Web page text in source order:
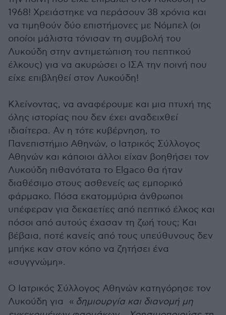
1968! Χρειάστηκε να περάσουν 38 χρόνια και
να τιμηθούν δύο επιστήμονες με Νόμπελ (οι
οποίοι μάλιστα τόνισαν τη συμβολή του
Λυκούδη στην αντιμετώπιση του πεπτικού
έλκους) για να ακυρώσει ο ΙΣΑ την ποινή που
είχε επιβληθεί στον Λυκούδη!
Κλείνοντας, να αναφέρουμε και μια πτυχή της
όλης ιστορίας που δεν έχει αναδειχθεί
ιδιαίτερα. Αν η τότε κυβέρνηση, το
Πανεπιστήμιο Αθηνών, ο Ιατρικός Σύλλογος
Αθηνών και κάποιοι άλλοι είχαν βοηθήσει τον
Λυκούδη πιθανότατα το Elgaco θα ήταν
διαθέσιμο στους ασθενείς ως εμπορικό
φάρμακο. Πόσα εκατομμύρια άνθρωποι
υπέφεραν για δεκαετίες από πεπτικό έλκος και
πόσοι από αυτούς έχασαν τη ζωή τους; Και
βέβαια, ποτέ κανείς από τους υπεύθυνους δεν
μπήκε καν στον κόπο να ζητήσει ένα
«συγγνώμη».
Ο Ιατρικός Σύλλογος Αθηνών κατηγόρησε τον
Λυκούδη για « δημιουργία και διανομή μη